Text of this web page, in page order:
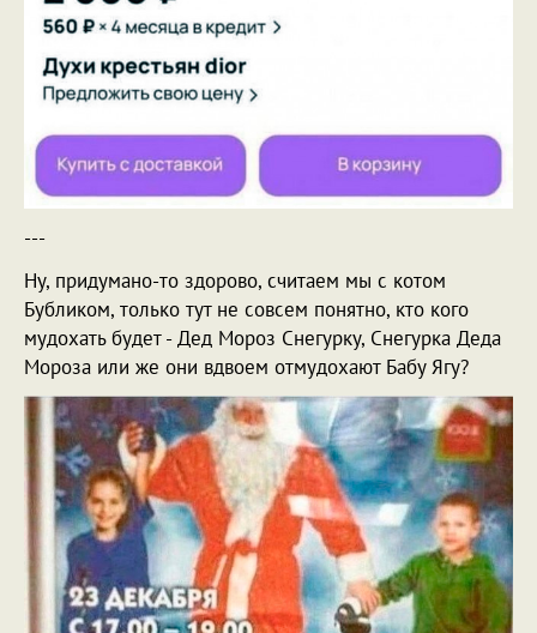
---
Ну, придумано-то здорово, считаем мы с котом
Бубликом, только тут не совсем понятно, кто кого
мудохать будет - Дед Мороз Снегурку, Снегурка Деда
Мороза или же они вдвоем отмудохают Бабу Ягу?